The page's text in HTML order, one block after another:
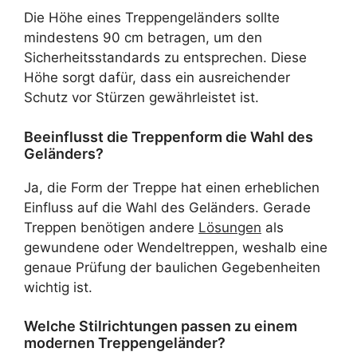
Die Höhe eines Treppengeländers sollte
mindestens 90 cm betragen, um den
Sicherheitsstandards zu entsprechen. Diese
Höhe sorgt dafür, dass ein ausreichender
Schutz vor Stürzen gewährleistet ist.
Beeinflusst die Treppenform die Wahl des
Geländers?
Ja, die Form der Treppe hat einen erheblichen
Einfluss auf die Wahl des Geländers. Gerade
Treppen benötigen andere Lösungen als
gewundene oder Wendeltreppen, weshalb eine
genaue Prüfung der baulichen Gegebenheiten
wichtig ist.
Welche Stilrichtungen passen zu einem
modernen Treppengeländer?